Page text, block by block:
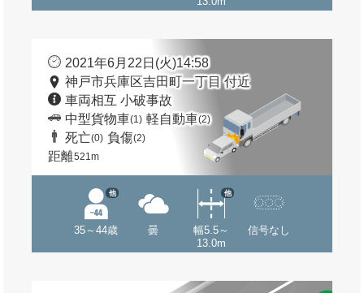
2021年6月22日(火)14:58
神戸市兵庫区吉田町一丁目 付近
車両相互 小破事故
中型貨物車(1) 軽自動車(2)
死亡(0) 負傷(2)
距離521m
35～44歳
他
曇
幅5.5～
13.0m
他
信号なし